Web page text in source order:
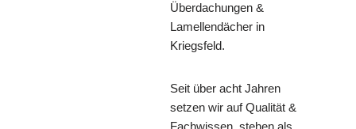
Überdachungen &
Lamellendächer in
Kriegsfeld.
Seit über acht Jahren
setzen wir auf Qualität &